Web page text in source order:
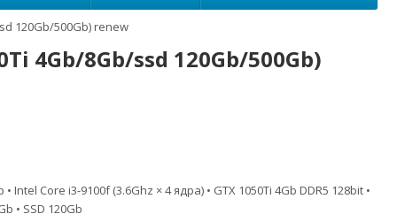
120Gb/500Gb) renew
4Gb/8Gb/ssd 120Gb/500Gb)
Intel Core i3-9100f (3.6Ghz × 4 ядра) • GTX 1050Ti 4Gb DDR5 128bit •
• SSD 120Gb